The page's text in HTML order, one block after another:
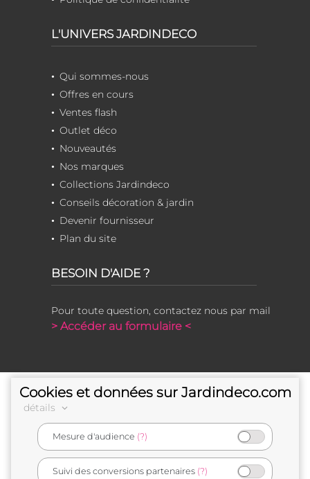
L'UNIVERS JARDINDECO
Qui sommes-nous
Offres en cours
Ventes flash
Outlet déco
Nouveautés
Nos marques
Collections Jardindeco
Conseils décoration & jardin
Devenir fournisseur
Plan du site
BESOIN D'AIDE ?
Pour toute question, contactez nous par mail
> Accéder au formulaire <
e-commerçant français
Cookies et données sur Jardindeco.com
détails
Mesure d'audience (?)
Suivi des conversions partenaires (?)